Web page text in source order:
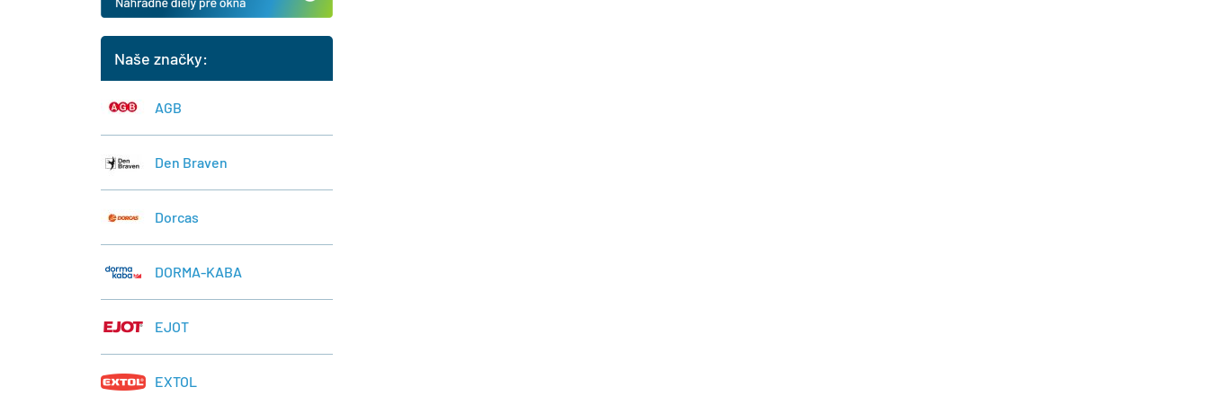
Naše značky:
AGB
Den Braven
Dorcas
DORMA-KABA
EJOT
EXTOL